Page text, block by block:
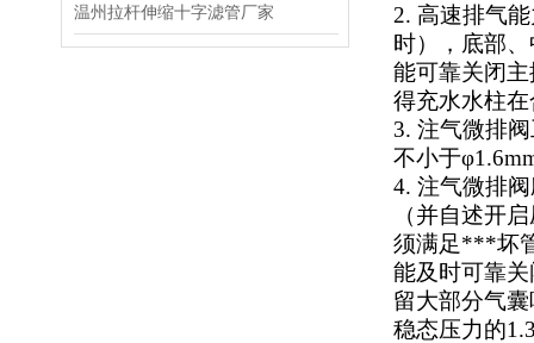
温州拉杆伸缩十字滤管厂家
2. 高速排气
时），底部
能可靠关闭
得充水水柱
3. 注气微排
不小于
4. 注气微排
（并自述开
须满足***坏
能及时可靠
留大部分气
稳态压力的